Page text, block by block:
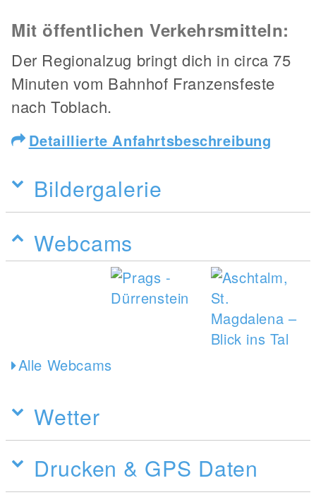
Mit öffentlichen Verkehrsmitteln:
Der Regionalzug bringt dich in circa 75
Minuten vom Bahnhof Franzensfeste
nach Toblach.
Detaillierte Anfahrtsbeschreibung
Bildergalerie
Webcams
Alle Webcams
Wetter
Drucken & GPS Daten